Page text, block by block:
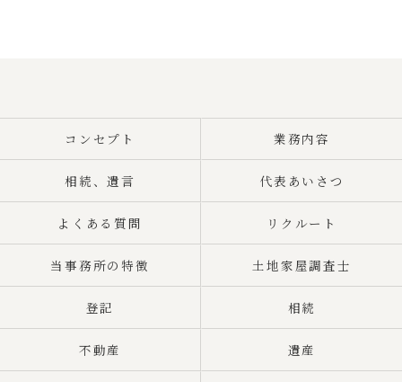
コンセプト 業務内容
相続、遺言 代表あいさつ
よくある質問 リクルート
当事務所の特徴 土地家屋調査士
登記 相続
不動産 遺産